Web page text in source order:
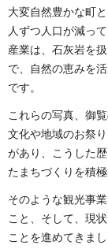
大変自然豊かな町
人ずつ人口が減っ
産業は、石灰岩を
で、自然の恵みを
です。
これらの写真、御
文化や地域のお祭
があり、こうした
たまちづくりを積
そのような観光事
こと、そして、現
ことを進めてきま